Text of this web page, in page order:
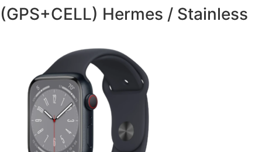
(GPS+CELL) Hermes / Stainless